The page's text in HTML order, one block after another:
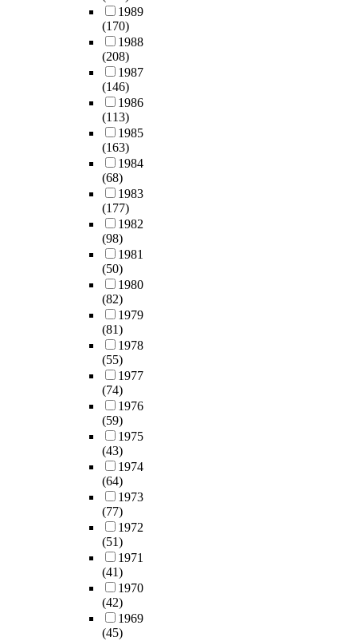
1989
(170)
1988
(208)
1987
(146)
1986
(113)
1985
(163)
1984
(68)
1983
(177)
1982
(98)
1981
(50)
1980
(82)
1979
(81)
1978
(55)
1977
(74)
1976
(59)
1975
(43)
1974
(64)
1973
(77)
1972
(51)
1971
(41)
1970
(42)
1969
(45)